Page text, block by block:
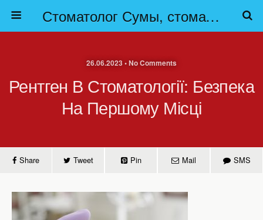
Стоматолог Сумы, стоматологические клиники Сумы, детская стоматология в Сумах. | Частная стоматология Сумы
26.06.2023 • No Comments
Рентген В Стоматології: Безпека
На Першому Місці
Share Tweet Pin Mail SMS